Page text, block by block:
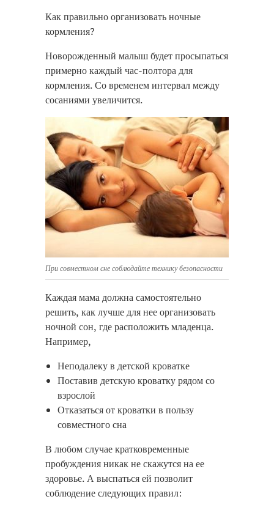
Как правильно организовать ночные
кормления?
Новорожденный малыш будет просыпаться
примерно каждый час-полтора для
кормления. Со временем интервал между
сосаниями увеличится.
При совместном сне соблюдайте технику безопасности
Каждая мама должна самостоятельно
решить, как лучше для нее организовать
ночной сон, где расположить младенца.
Например,
Неподалеку в детской кроватке
Поставив детскую кроватку рядом со
взрослой
Отказаться от кроватки в пользу
совместного сна
В любом случае кратковременные
пробуждения никак не скажутся на ее
здоровье. А выспаться ей позволит
соблюдение следующих правил: